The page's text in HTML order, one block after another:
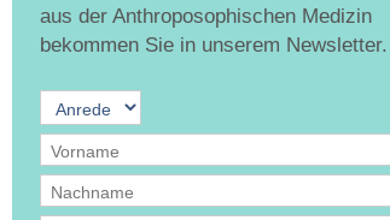
aus der Anthroposophischen Medizin
bekommen Sie in unserem Newsletter.